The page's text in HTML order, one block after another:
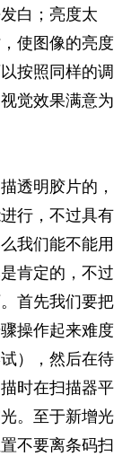
白；亮度太
使图像的亮度
按照同样的调
觉效果满意为
透明胶片的，
行，不过具有
我们能不能用
肯定的，不过
首先我们要把
操作起来难度
），然后在待
时在扫描器平
。至于新增光
不要离条码扫